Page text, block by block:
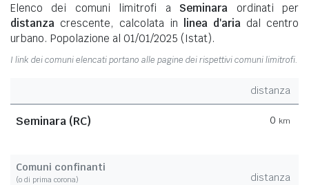
Elenco dei comuni limitrofi a Seminara ordinati per
distanza crescente, calcolata in linea d'aria dal centro
urbano. Popolazione al 01/01/2025 (Istat).
I link dei comuni elencati portano alle pagine dei rispettivi comuni limitrofi.
distanza
Seminara (RC) 0 km
Comuni confinanti
(o di prima corona) distanza